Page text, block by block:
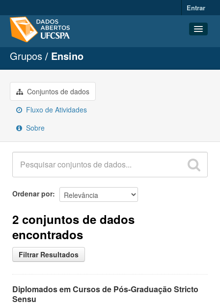
Entrar
Conjuntos de dados
Organizações
Grupos
Sobre
Grupos Ensino
Conjuntos de dados
Fluxo de Atividades
Sobre
Ordenar por
2 conjuntos de dados
encontrados
Filtrar Resultados
Diplomados em Cursos de Pós-Graduação Stricto
Sensu